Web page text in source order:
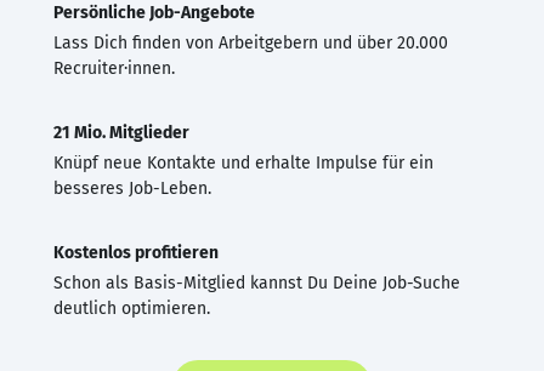
Persönliche Job-Angebote
Lass Dich finden von Arbeitgebern und über 20.000
Recruiter·innen.
21 Mio. Mitglieder
Knüpf neue Kontakte und erhalte Impulse für ein
besseres Job-Leben.
Kostenlos profitieren
Schon als Basis-Mitglied kannst Du Deine Job-Suche
deutlich optimieren.